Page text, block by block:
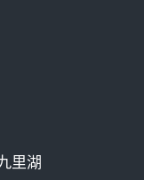
里湖